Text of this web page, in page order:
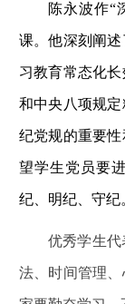
陈永波作“
课。他深刻阐
习教育常态化
和中央八项规
纪党规的重要
望学生党员要
纪、明纪、守纪
优秀学生
法、时间管理